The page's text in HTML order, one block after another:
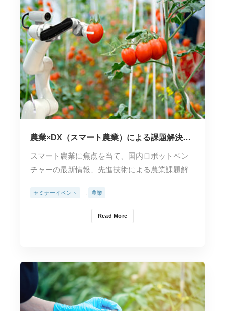
農業×DX（スマート農業）による課題解決の
スマート農業に焦点を当て、国内ロボットベン
チャーの最新情報、先進技術による農業課題解
Read More
セミナーイベント , 農業